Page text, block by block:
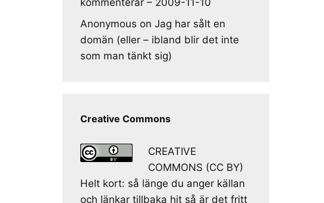
kommenterar – 2009-11-10
Anonymous on Jag har sålt en
domän (eller – ibland blir det inte
som man tänkt sig)
Creative Commons
CREATIVE
COMMONS (CC BY)
Helt kort: så länge du anger källan
och länkar tillbaka hit så är det fritt